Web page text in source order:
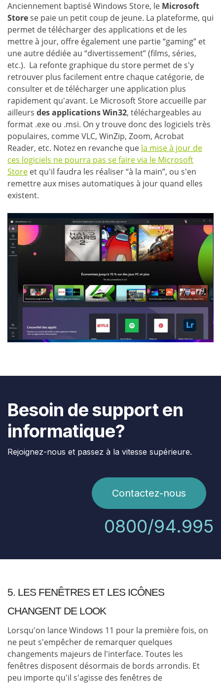
Anciennement baptisé Windows Store, le Microsoft
Storese paie un petit coup de jeune. La plateforme, qui
permet de télécharger des applications et de les
mettre à jour, offre également une partie “gaming” et
une autre dédiée au “divertissement” (films, séries,
etc.). La refonte graphique du store permet de s'y
retrouver plus facilement entre chaque catégorie, de
consulter et de télécharger une application plus
rapidement qu'avant. Le Microsoft Store accueille par
ailleurs des applications Win32, téléchargeables au
format .exe ou .msi. On y trouve donc des logiciels très
populaires, comme VLC, WinZip, Zoom, Acrobat
Reader, etc. Notez en revanche que la mise à jour de
ces logiciels ne pourra pas se faire via le Microsoft
Store et qu'il faudra les réaliser “à la main”, ou s'en
remettre aux mises automatiques à jour quand elles
existent.
Besoin de support en
informatique?
Rejoignez-nous et passez à la vitesse supérieure.
Contactez-nous
0800/94.995
5. LES FENÊTRES ET LES ICÔNES
CHANGENT DE LOOK
Lorsqu'on lance Windows 11 pour la première fois, on
ne peut s'empêcher de remarquer quelques
changements majeurs de l'interface. Toutes les
fenêtres disposent désormais de bords arrondis. Et
peu importe qu'il s'agisse des fenêtres de